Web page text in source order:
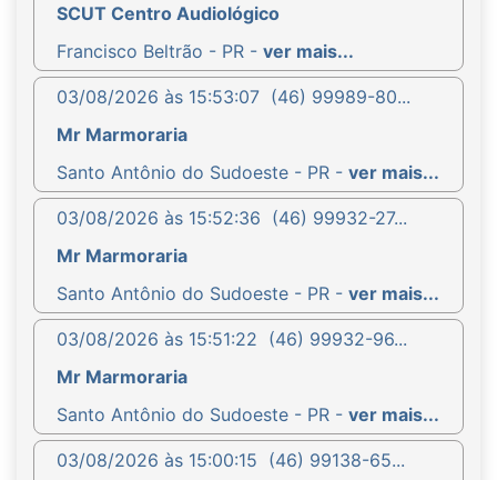
SCUT Centro Audiológico
Francisco Beltrão - PR - ver mais...
03/08/2026 às 15:53:07 (46) 99989-80...
Mr Marmoraria
Santo Antônio do Sudoeste - PR - ver mais...
03/08/2026 às 15:52:36 (46) 99932-27...
Mr Marmoraria
Santo Antônio do Sudoeste - PR - ver mais...
03/08/2026 às 15:51:22 (46) 99932-96...
Mr Marmoraria
Santo Antônio do Sudoeste - PR - ver mais...
03/08/2026 às 15:00:15 (46) 99138-65...